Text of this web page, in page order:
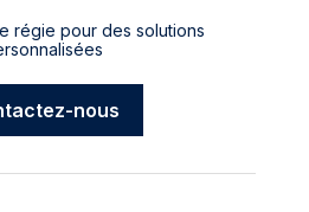
régie pour des solutions
nous